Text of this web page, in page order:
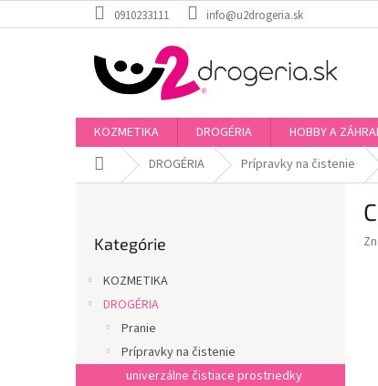
na
0910233111 info@u2drogeria.sk
KOZMETIKA DROGÉRIA HOBBY A
DomovDROGÉRIA Prípravky na čistenie
kategórie
Kategórie
KOZMETIKA
DROGÉRIA
Pranie
Prípravky na čistenie
univerzálne čistiace prostriedky